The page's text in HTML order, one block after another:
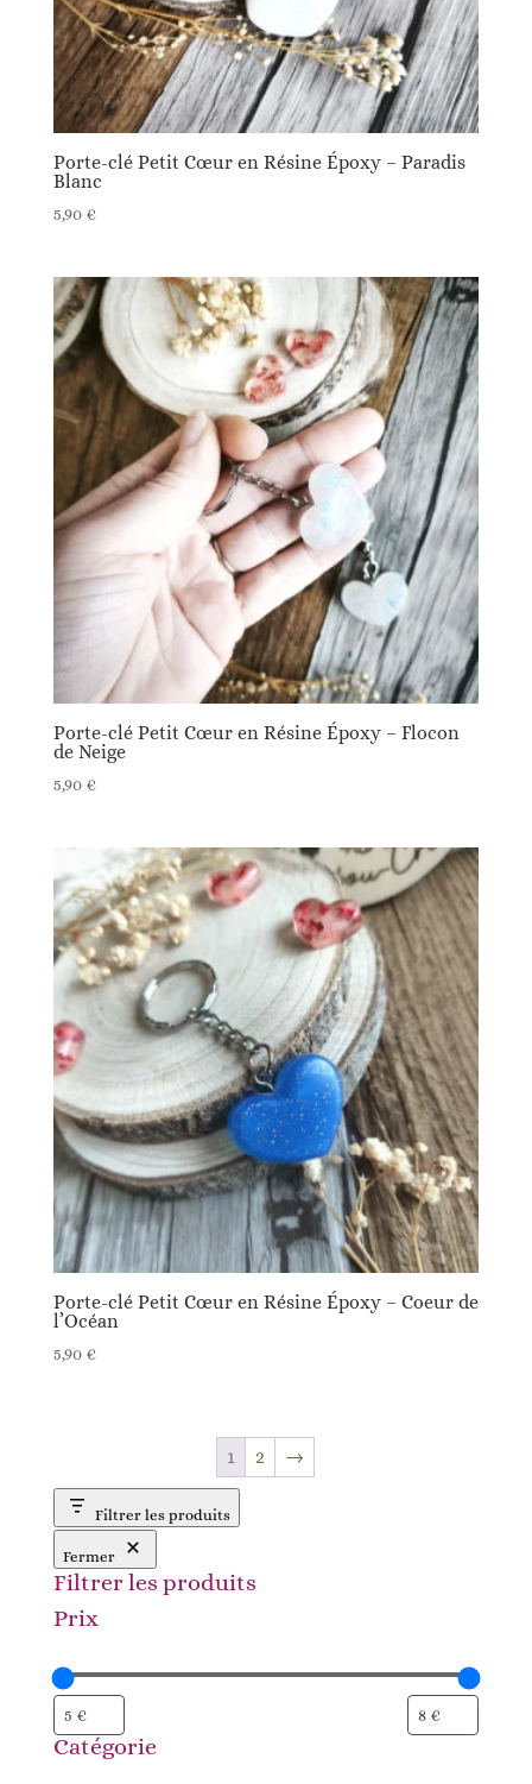
Porte-clé Petit Cœur en Résine Époxy – Paradis
Blanc
5,90 €
Porte-clé Petit Cœur en Résine Époxy – Flocon
de Neige
5,90 €
Porte-clé Petit Cœur en Résine Époxy – Coeur de
l’Océan
5,90 €
1 2 →
Filtrer les produits
Fermer
Filtrer les produits
Prix
Catégorie